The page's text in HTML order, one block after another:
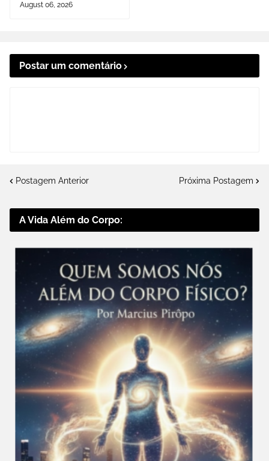
August 06, 2026
Postar um comentário
Postagem Anterior Próxima Postagem
A Vida Além do Corpo: